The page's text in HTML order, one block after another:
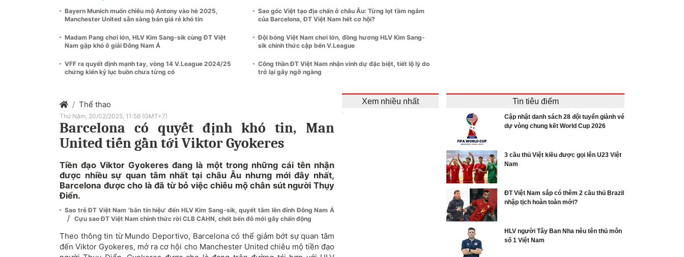
Bayern Munich muốn chiêu mộ Antony vào hè 2025,
Manchester United sẵn sàng bán giá rẻ khó tin
Madam Pang chơi lớn, HLV Kim Sang-sik cùng ĐT Việt
Nam gặp khó ở giải Đông Nam Á
VFF ra quyết định mạnh tay, vòng 14 V.League 2024/25
chứng kiến kỷ lục buồn chưa từng có
Sao gốc Việt tạo địa chấn ở châu Âu: Từng lọt tầm ngắm
của Barcelona, ĐT Việt Nam hết cơ hội?
Đội bóng Việt Nam chơi lớn, đồng hương HLV Kim Sang-
sik chính thức cập bến V.League
Công thần ĐT Việt Nam nhận vinh dự đặc biệt, tiết lộ lý do
trở lại gây ngỡ ngàng
Thể thao
Thứ Năm, 20/02/2025, 11:56 (GMT+7)
Barcelona có quyết định khó tin, Man
United tiến gần tới Viktor Gyokeres
Tiền đạo Viktor Gyokeres đang là một trong những cái tên nhận
được nhiều sự quan tâm nhất tại châu Âu nhưng mới đây nhất,
Barcelona được cho là đã từ bỏ việc chiêu mộ chân sút người Thụy
Điển.
Sao trẻ ĐT Việt Nam 'bắn tín hiệu' đến HLV Kim Sang-sik, quyết tâm lên đỉnh Đông Nam Á
/ Cựu sao ĐT Việt Nam chính thức rời CLB CAHN, chốt bến đỗ mới gây chấn động
Theo thông tin từ Mundo Deportivo, Barcelona có thể giảm bớt sự quan tâm
đến Viktor Gyokeres, mở ra cơ hội cho Manchester United chiêu mộ tiền đạo
Xem nhiều nhất Tin tiêu điểm
Cập nhật danh sách 28 đội tuyển giành vé
dự vòng chung kết World Cup 2026
3 cầu thủ Việt kiều được gọi lên U23 Việt
Nam
ĐT Việt Nam sắp có thêm 2 cầu thủ Brazil
nhập tịch hoàn toàn mới?
HLV người Tây Ban Nha nêu tên thủ môn
số 1 Việt Nam